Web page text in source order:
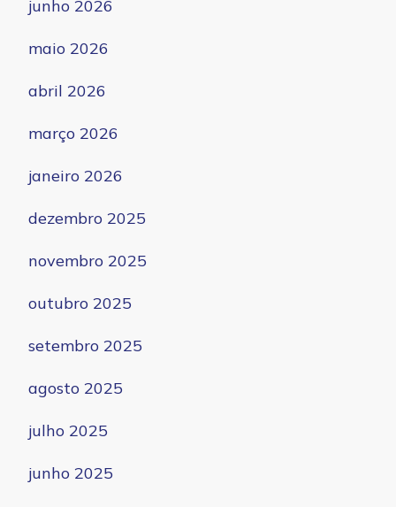
junho 2026
maio 2026
abril 2026
março 2026
janeiro 2026
dezembro 2025
novembro 2025
outubro 2025
setembro 2025
agosto 2025
julho 2025
junho 2025